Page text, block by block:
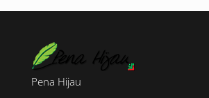
Pena Hijau